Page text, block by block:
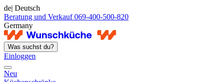
de| Deutsch
Beratung und Verkauf 069-400-500-820
Germany
Was suchst du?
Einloggen
Neu